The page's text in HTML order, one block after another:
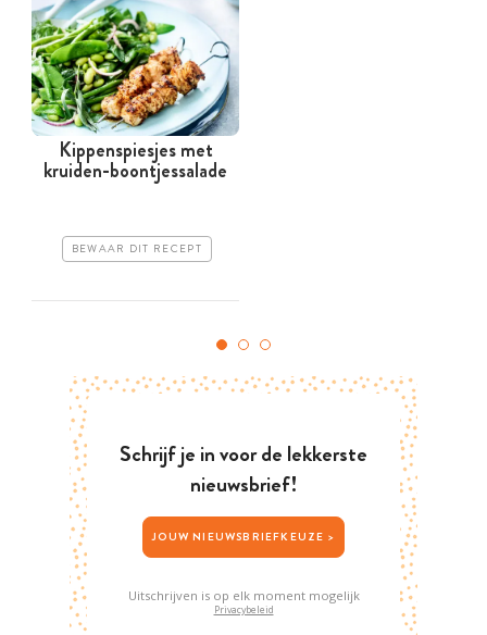
Kippenspiesjes met
kruiden-boontjessalade
BEWAAR DIT RECEPT
Schrijf je in voor de lekkerste
nieuwsbrief!
JOUW NIEUWSBRIEFKEUZE >
Uitschrijven is op elk moment mogelijk
Privacybeleid